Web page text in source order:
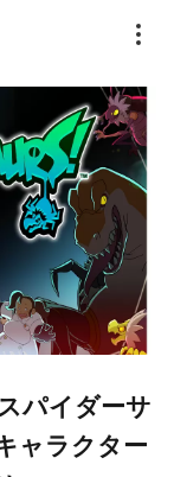
パイダーサ
ャラクター